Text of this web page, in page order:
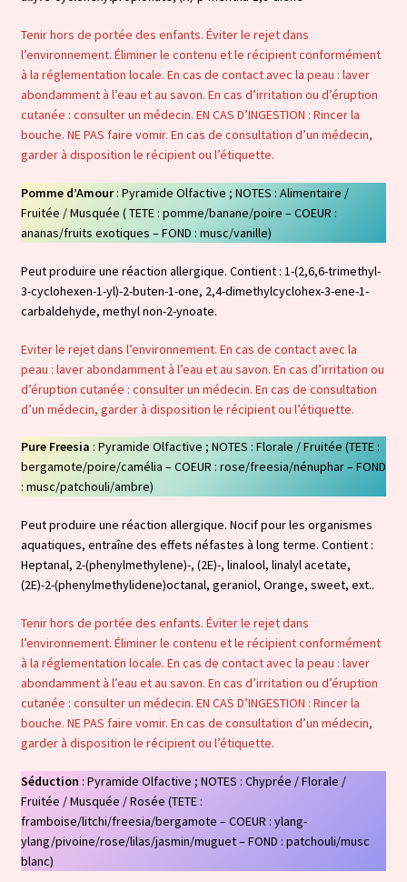
Tenir hors de portée des enfants. Éviter le rejet dans
l’environnement. Éliminer le contenu et le récipient conformément
à la réglementation locale. En cas de contact avec la peau : laver
abondamment à l’eau et au savon. En cas d’irritation ou d’éruption
cutanée : consulter un médecin. EN CAS D’INGESTION : Rincer la
bouche. NE PAS faire vomir. En cas de consultation d’un médecin,
garder à disposition le récipient ou l’étiquette.
Pomme d’Amour: Pyramide Olfactive ; NOTES : Alimentaire /
Fruitée / Musquée ( TETE : pomme/banane/poire – COEUR :
ananas/fruits exotiques – FOND : musc/vanille)
Peut produire une réaction allergique. Contient : 1-(2,6,6-trimethyl-
3-cyclohexen-1-yl)-2-buten-1-one, 2,4-dimethylcyclohex-3-ene-1-
carbaldehyde, methyl non-2-ynoate.
Eviter le rejet dans l’environnement. En cas de contact avec la
peau : laver abondamment à l’eau et au savon. En cas d’irritation ou
d’éruption cutanée : consulter un médecin. En cas de consultation
d’un médecin, garder à disposition le récipient ou l’étiquette.
Pure Freesia : Pyramide Olfactive ; NOTES : Florale / Fruitée (TETE :
bergamote/poire/camélia – COEUR : rose/freesia/nénuphar – FOND
: musc/patchouli/ambre)
Peut produire une réaction allergique. Nocif pour les organismes
aquatiques, entraîne des effets néfastes à long terme. Contient :
Heptanal, 2-(phenylmethylene)-, (2E)-, linalool, linalyl acetate,
(2E)-2-(phenylmethylidene)octanal, geraniol, Orange, sweet, ext..
Tenir hors de portée des enfants. Éviter le rejet dans
l’environnement. Éliminer le contenu et le récipient conformément
à la réglementation locale. En cas de contact avec la peau : laver
abondamment à l’eau et au savon. En cas d’irritation ou d’éruption
cutanée : consulter un médecin. EN CAS D’INGESTION : Rincer la
bouche. NE PAS faire vomir. En cas de consultation d’un médecin,
garder à disposition le récipient ou l’étiquette.
Séduction : Pyramide Olfactive ; NOTES : Chyprée / Florale /
Fruitée / Musquée / Rosée (TETE :
framboise/litchi/freesia/bergamote – COEUR : ylang-
ylang/pivoine/rose/lilas/jasmin/muguet – FOND : patchouli/musc
blanc)